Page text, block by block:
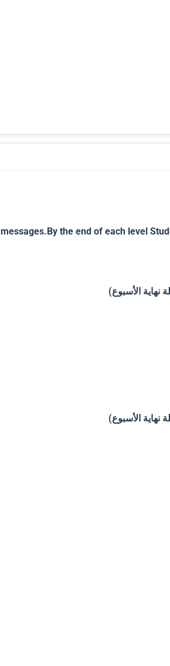
messages.By the end of each level
الأسبوع)
الأسبوع)